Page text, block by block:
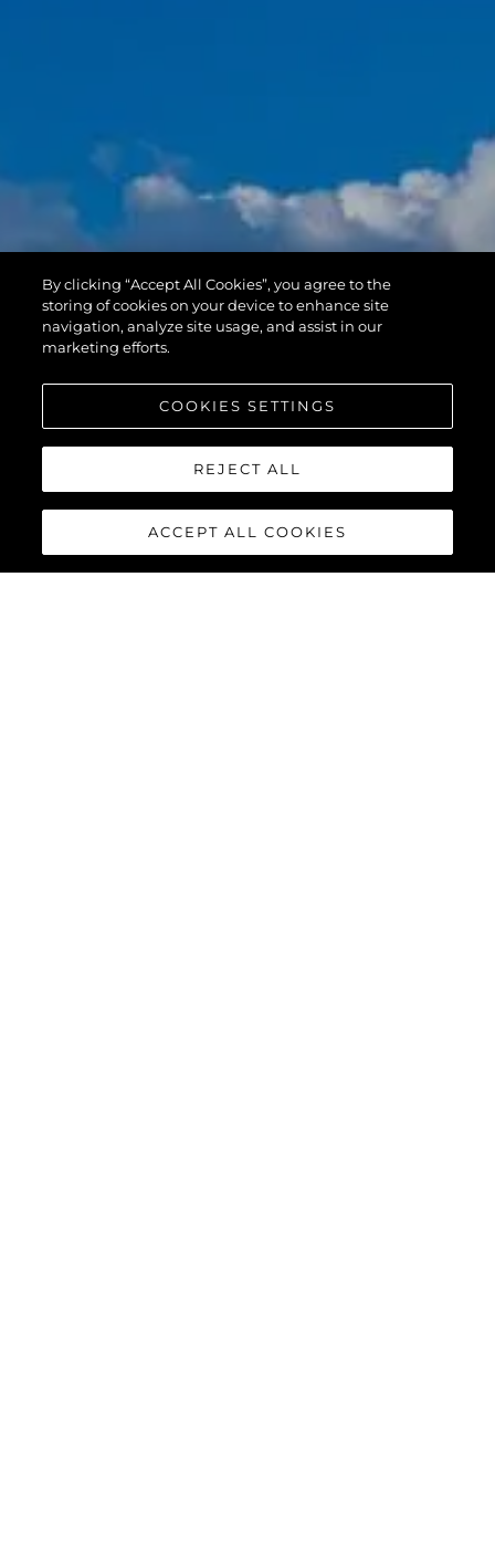
By clicking “Accept All Cookies”, you agree to the
storing of cookies on your device to enhance site
navigation, analyze site usage, and assist in our
marketing efforts.
COOKIES SETTINGS
REJECT ALL
ACCEPT ALL COOKIES